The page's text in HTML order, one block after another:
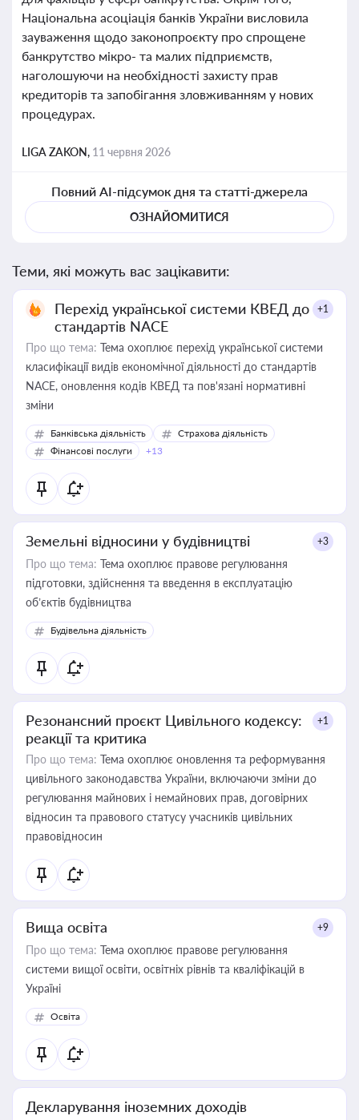
Національна асоціація банків України висловила
зауваження щодо законопроєкту про спрощене
банкрутство мікро- та малих підприємств,
наголошуючи на необхідності захисту прав
кредиторів та запобігання зловживанням у нових
процедурах.
LIGA ZAKON, 11 червня 2026
Повний AI-підсумок дня та статті-джерела
ОЗНАЙОМИТИСЯ
Теми, які можуть вас зацікавити:
Перехід української системи КВЕД до
стандартів NACE
+1
Про що тема: Тема охоплює перехід української системи
класифікації видів економічної діяльності до стандартів
NACE, оновлення кодів КВЕД та пов'язані нормативні
зміни
Банківська діяльність
Страхова діяльність
Фінансові послуги
+13
Земельні відносини у будівництві +3
Про що тема: Тема охоплює правове регулювання
підготовки, здійснення та введення в експлуатацію
об’єктів будівництва
Будівельна діяльність
Резонансний проєкт Цивільного кодексу:
реакції та критика
+1
Про що тема: Тема охоплює оновлення та реформування
цивільного законодавства України, включаючи зміни до
регулювання майнових і немайнових прав, договірних
відносин та правового статусу учасників цивільних
правовідносин
Вища освіта +9
Про що тема: Тема охоплює правове регулювання
системи вищої освіти, освітніх рівнів та кваліфікацій в
Україні
Освіта
Декларування іноземних доходів